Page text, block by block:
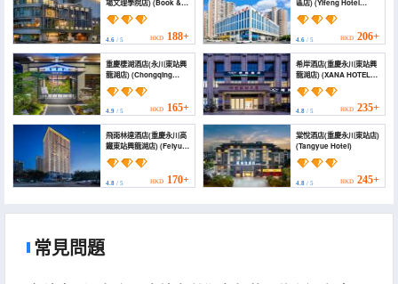
場文理學院店) (Book &
Life Hotel)
4.6 / 5 HKD 188+
區店) (Yifeng Hotel
(Wenli College Honghe
Campus Store))
4.6/ 5 HKD 206+
重慶棲湖酒店(永川東站興
龍湖店) (Chongqing
Qihu Hotel (Yongchuan
East Station Xinglong
Lake))
4.9 / 5 HKD 165+
希岸酒店(重慶永川東站興
龍湖店) (XANA HOTELLE
Chongqing Yongchuan
High-Speed Railway
Station Xinglong Lake
Branch)
4.8/ 5 HKD 235+
飛雨林達酒店(重慶永川高
鐵東站興龍湖店) (Feiyu
Linda Hotel (Chongqing
Yongchuan High-speed
Railway East Station
Xinglonghu Branch))
4.8 / 5 HKD 170+
棠悅酒店(重慶永川東站店)
(Tangyue Hotel)
4.8/ 5 HKD 245+
常見問題